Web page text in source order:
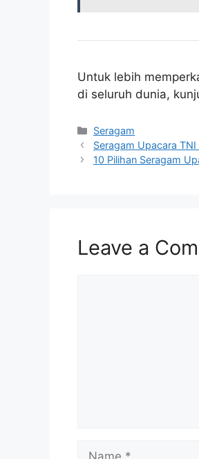
Untuk lebih
di seluruh dunia,
Categories
Seragam
Seragam Upacara
10 Pilihan Seragam
Leave a